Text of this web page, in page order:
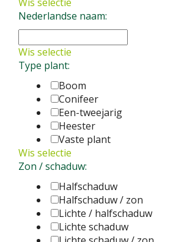
Nederlandse naam:
Wis selectie
Type plant:
Boom
Conifeer
Een-tweejarig
Heester
Vaste plant
Wis selectie
Zon / schaduw:
Halfschaduw
Halfschaduw / zon
Lichte / halfschaduw
Lichte schaduw